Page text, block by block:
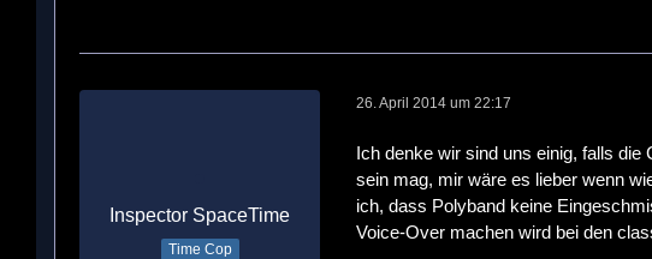
Inspector SpaceTime
Time Cop
26. April 2014 um 22:17
Ich denke wir sind uns einig, falls
sein mag, mir wäre es lieber wenn
ich, dass Polyband keine
Voice-Over machen wird bei den